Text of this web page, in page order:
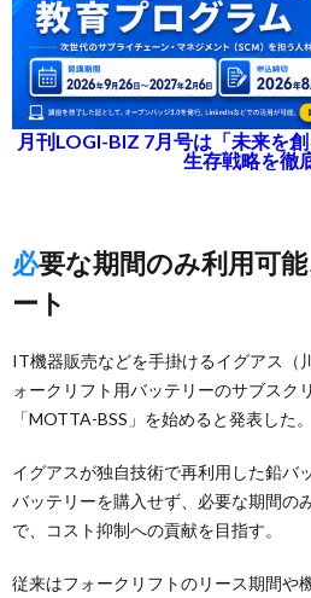
月刊LOGI-BIZ 7月号は「未来を
生存戦略を徹
必要な期間のみ利用可能、コスト抑制サポ
ート
IT機器販売などを手掛けるイグアス（
ォークリフト用バッテリーのサブスク
「MOTTA-BSS」を始めると発表した。
イグアスが独自技術で再利用した鉛バ
バッテリーを購入せず、必要な期間の
で、コスト抑制への貢献を目指す。
従来はフォークリフトのリース期間や